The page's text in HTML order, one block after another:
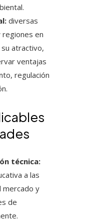
diversas
regiones en
atractivo,
ventajas
regulación
técnica:
a las
mercado y
de